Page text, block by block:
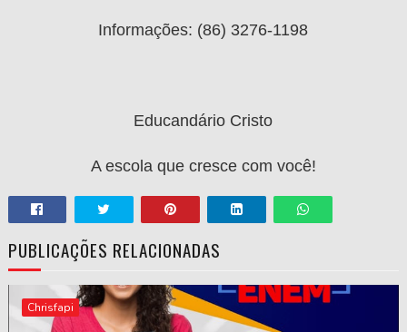
Informações: (86) 3276-1198
Educandário Cristo
A escola que cresce com você!
PUBLICAÇÕES RELACIONADAS
Chrisfapi